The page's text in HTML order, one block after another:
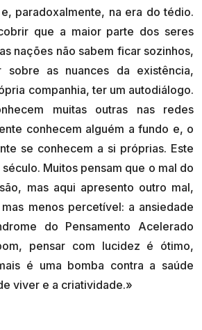
paradoxalmente, na era do tédio.
que a maior parte dos seres
nações não sabem ficar sozinhos,
sobre as nuances da existência,
companhia, ter um autodiálogo.
muitas outras nas redes
conhecem alguém a fundo e, o
se conhecem a si próprias. Este
Muitos pensam que o mal do
mas aqui apresento outro mal,
menos percetível: a ansiedade
do Pensamento Acelerado
pensar com lucidez é ótimo,
é uma bomba contra a saúde